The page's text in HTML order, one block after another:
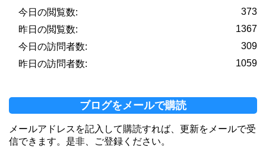
373
今日の閲覧数:
1367
昨日の閲覧数:
309
今日の訪問者数:
1059
昨日の訪問者数:
ブログをメールで購読
メールアドレスを記入して購読すれば、更新をメールで受
信できます。是非、ご登録ください。